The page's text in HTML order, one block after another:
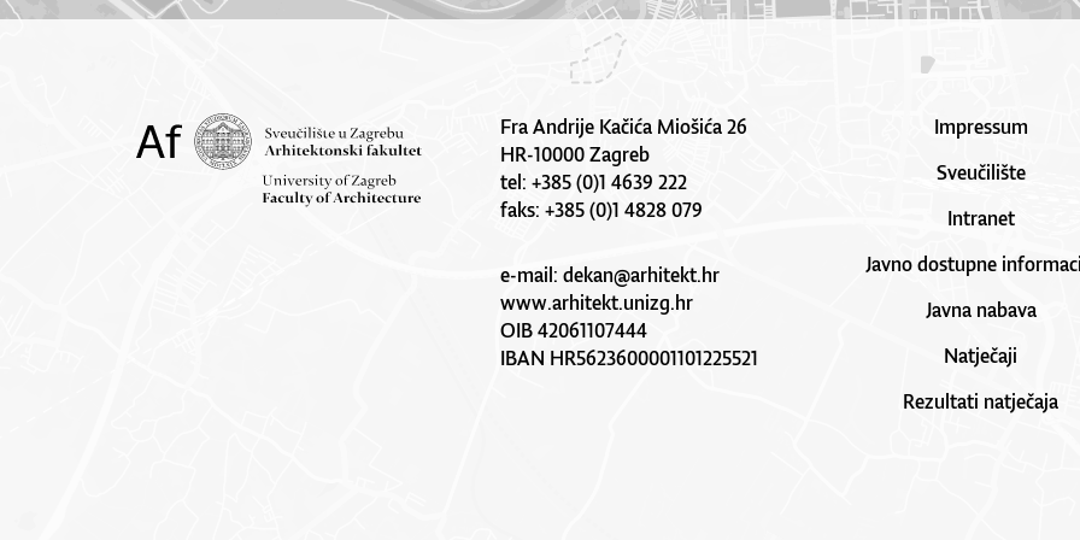
Fra Andrije Kačića Miošića 26
HR-10000 Zagreb
tel: +385 (0)1 4639 222
faks: +385 (0)1 4828 079
e-mail:dekan@arhitekt.hr
www.arhitekt.unizg.hr
OIB 42061107444
IBAN HR5623600001101225521
Impressum
Sveučilište
Intranet
Javno dostupne
Javna nabava
Natječaji
Rezultati natječaja